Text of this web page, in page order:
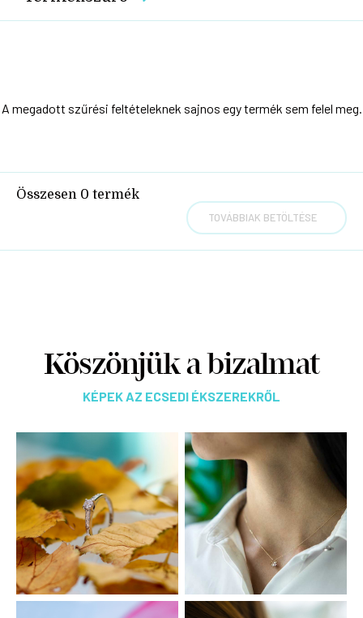
A megadott szűrési feltételeknek sajnos egy termék sem felel meg.
Összesen 0 termék
TOVÁBBIAK BETÖLTÉSE
Köszönjük a bizalmat
KÉPEK AZ ECSEDI ÉKSZEREKRŐL